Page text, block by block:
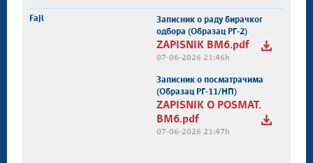
Записник о раду бирачког
одбора (Образац РГ-2)
ZAPISNIK BM6.pdf
07-06-2026 21:46h
Записник о посматрачима
(Образац РГ-11/НП)
ZAPISNIK O POSMAT.
BM6.pdf
07-06-2026 21:47h